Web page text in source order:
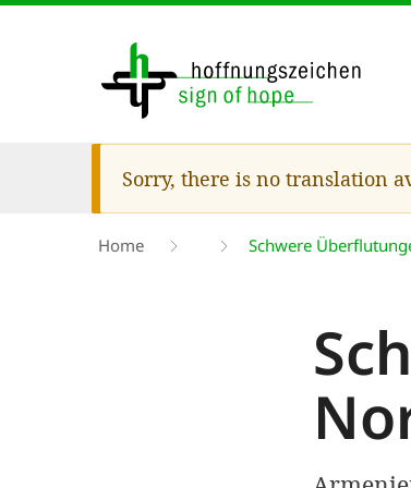
Warning
message
Sorry, there is no translation
Breadcrumb
Home Schwere